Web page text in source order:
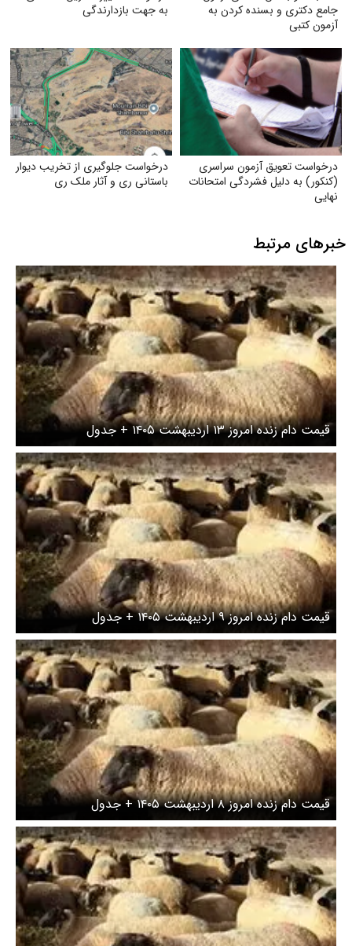
جامع دکتری و بسنده کردن به
آزمون کتبی
به جهت بازدارندگی
درخواست تعویق آزمون سراسری
(کنکور) به دلیل فشردگی امتحانات
نهایی
درخواست جلوگیری از تخریب دیوار
باستانی ری و آثار ملک ری
خبرهای مرتبط
قیمت دام زنده امروز ۱۳ اردیبهشت ۱۴۰۵ + جدول
قیمت دام زنده امروز ۹ اردیبهشت ۱۴۰۵ + جدول
قیمت دام زنده امروز ۸ اردیبهشت ۱۴۰۵ + جدول